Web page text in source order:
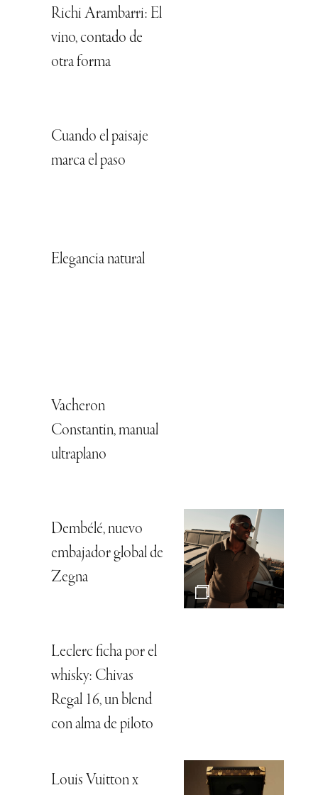
Richi Arambarri: El
vino, contado de
otra forma
Cuando el paisaje
marca el paso
Elegancia natural
Vacheron
Constantin, manual
ultraplano
Dembélé, nuevo
embajador global de
Zegna
Leclerc ficha por el
whisky: Chivas
Regal 16, un blend
con alma de piloto
Louis Vuitton x